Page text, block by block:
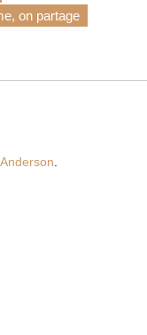
on partage
Anderson